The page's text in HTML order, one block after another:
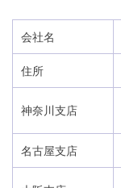
会社名
住所
神奈川支店
名古屋支店